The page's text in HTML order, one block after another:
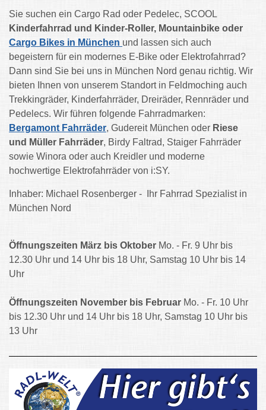
Sie suchen ein Cargo Rad oder Pedelec, SCOOL
Kinderfahrrad und Kinder-Roller, Mountainbike oder
Cargo Bikes in München und lassen sich auch
begeistern für ein modernes E-Bike oder Elektrofahrrad?
Dann sind Sie bei uns in München Nord genau richtig. Wir
bieten Ihnen von unserem Standort in Feldmoching auch
Trekkingräder, Kinderfahrräder, Dreiräder, Rennräder und
Pedelecs. Wir führen folgende Fahrradmarken:
Bergamont Fahrräder, Gudereit München oder Riese
und Müller Fahrräder, Birdy Faltrad, Staiger Fahrräder
sowie Winora oder auch Kreidler und moderne
hochwertige Elektrofahrräder von i:SY.
Inhaber: Michael Rosenberger - Ihr Fahrrad Spezialist in
München Nord
Öffnungszeiten März bis Oktober Mo. - Fr. 9 Uhr bis
12.30 Uhr und 14 Uhr bis 18 Uhr, Samstag 10 Uhr bis 14
Uhr
Öffnungszeiten November bis Februar Mo. - Fr. 10 Uhr
bis 12.30 Uhr und 14 Uhr bis 18 Uhr, Samstag 10 Uhr bis
13 Uhr